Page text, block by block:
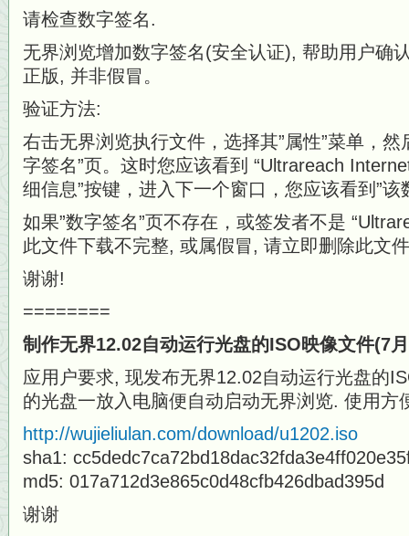
请检查数字签名.
无界浏览增加数字签名(安全认证), 帮助用户确
正版, 并非假冒。
验证方法:
右击无界浏览执行文件，选择其”属性”菜单，
字签名”页。这时您应该看到 “Ultrareach
细信息”按键，进入下一个窗口，您应该看到”该
如果”数字签名”页不存在，或签发者不是
此文件下载不完整, 或属假冒, 请立即删除此文
谢谢!
========
制作无界12.02自动运行光盘的ISO映像文件(7
应用户要求, 现发布无界12.02自动运行光盘的
的光盘一放入电脑便自动启动无界浏览. 使用方
http://wujieliulan.com/download/u1202.iso
sha1:
md5: 017a712d3e865c0d48cfb426dbad395d
谢谢